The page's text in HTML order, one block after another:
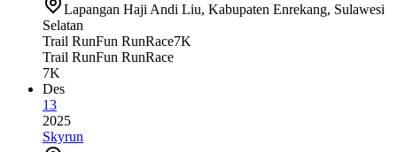
Lapangan Haji Andi Liu, Kabupaten Enrekang, Sulawesi
Selatan
Trail RunFun RunRace7K
Trail RunFun RunRace
7K
Des
13
2025
Skyrun